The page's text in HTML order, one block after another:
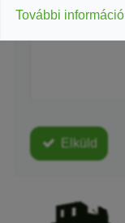
Elküld
További információ